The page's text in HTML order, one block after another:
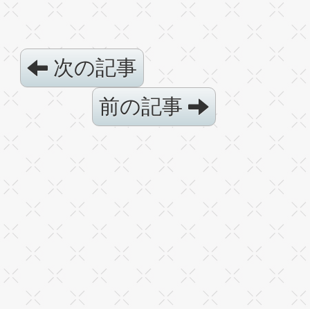
次の記事
前の記事